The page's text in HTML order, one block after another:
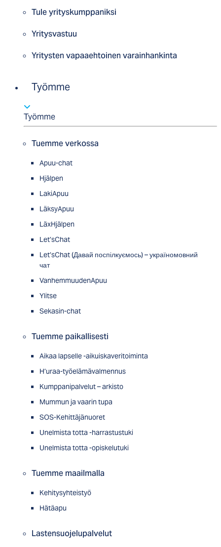
Tule yrityskumppaniksi
Yritysvastuu
Yritysten vapaaehtoinen varainhankinta
Työmme
Työmme
Tuemme verkossa
Apuu-chat
Hjälpen
LakiApuu
LäksyApuu
LäxHjälpen
Let’sChat
Let’sChat (Давай поспілкуємось) – україномовний
чат
VanhemmuudenApuu
Ylitse
Sekasin-chat
Tuemme paikallisesti
Aikaa lapselle -aikuiskaveritoiminta
H’uraa-työelämävalmennus
Kumppanipalvelut – arkisto
Mummun ja vaarin tupa
SOS-Kehittäjänuoret
Unelmista totta -harrastustuki
Unelmista totta -opiskelutuki
Tuemme maailmalla
Kehitysyhteistyö
Hätäapu
Lastensuojelupalvelut